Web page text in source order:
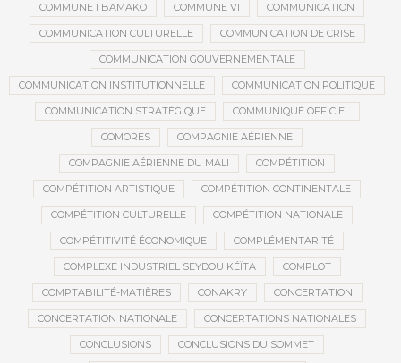
COMMUNE I BAMAKO COMMUNE VI COMMUNICATION
COMMUNICATION CULTURELLE COMMUNICATION DE CRISE
COMMUNICATION GOUVERNEMENTALE
COMMUNICATION INSTITUTIONNELLE COMMUNICATION POLITIQUE
COMMUNICATION STRATÉGIQUE COMMUNIQUÉ OFFICIEL
COMORES COMPAGNIE AÉRIENNE
COMPAGNIE AÉRIENNE DU MALI COMPÉTITION
COMPÉTITION ARTISTIQUE COMPÉTITION CONTINENTALE
COMPÉTITION CULTURELLE COMPÉTITION NATIONALE
COMPÉTITIVITÉ ÉCONOMIQUE COMPLÉMENTARITÉ
COMPLEXE INDUSTRIEL SEYDOU KÉÏTA COMPLOT
COMPTABILITÉ-MATIÈRES CONAKRY CONCERTATION
CONCERTATION NATIONALE CONCERTATIONS NATIONALES
CONCLUSIONS CONCLUSIONS DU SOMMET